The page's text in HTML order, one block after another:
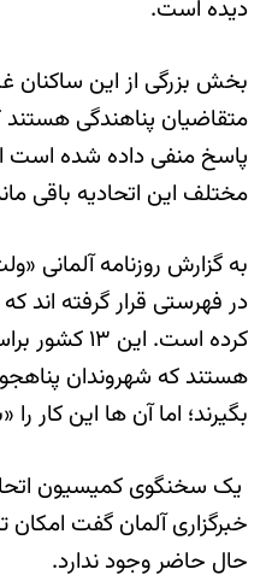
دیده است.
بخش بزرگی از این ساکنان
متقاضیان پناهندگی هستند
پاسخ منفی داده شده است
مختلف این اتحادیه باقی
به گزارش روزنامه آلمانی
در فهرستی قرار گرفته اند
کرده است.
هستند که شهروندان
بگیرند؛ اما آن ها این کار
یک سخنگوی کمیسیون
خبرگزاری آلمان گفت امکان
حال حاضر وجود ندارد.